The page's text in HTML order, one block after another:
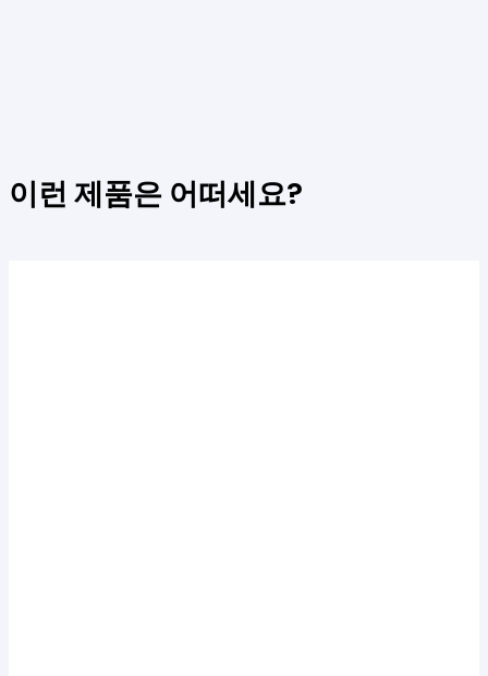
이런 제품은 어떠세요?